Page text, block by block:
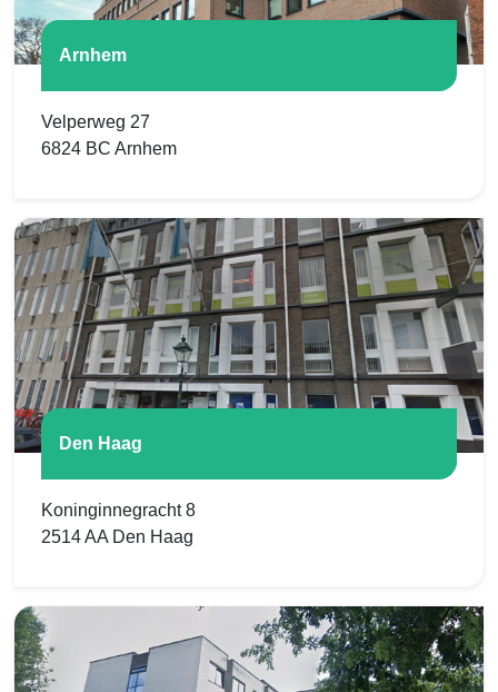
Arnhem
Velperweg 27
6824 BC Arnhem
Den Haag
Koninginnegracht 8
2514 AA Den Haag